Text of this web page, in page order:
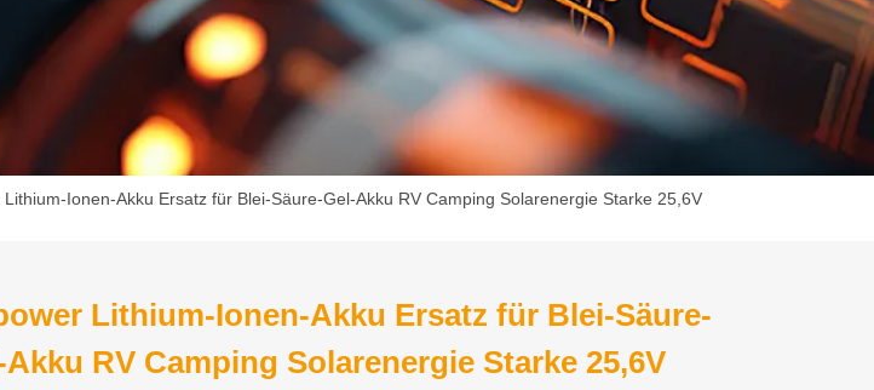
Lithium-Ionen-Akku Ersatz für Blei-Säure-Gel-Akku RV Camping Solarenergie Starke 25,6V
Lithium-Ionen-Akku Ersatz für Blei-Säure-
Akku RV Camping Solarenergie Starke 25,6V